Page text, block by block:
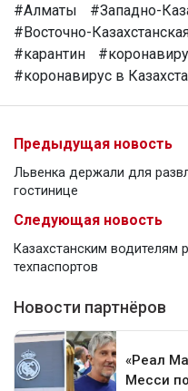
#Алматы
#Западно-
#Восточно-
#карантин
#коронавирус в
Предыдущая новость
Львенка держали для
гостинице
Следующая новость
Казахстанским водителям
техпаспортов